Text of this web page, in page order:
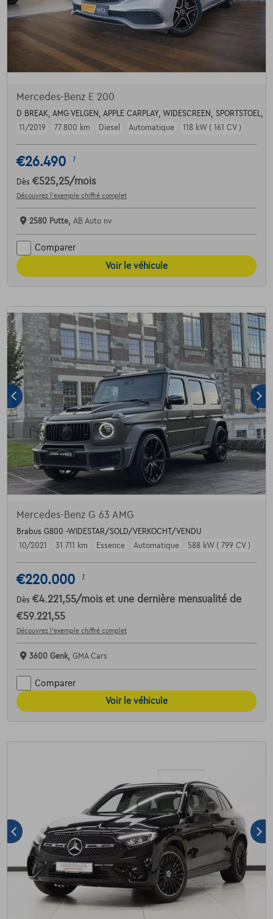
Mercedes-Benz E 200
D BREAK, AMG VELGEN, APPLE CARPLAY, WIDESCREEN, SPORTSTOEL,
11/2019
77.800 km Diesel Automatique 118 kW ( 161 CV )
€26.490 1
Dès €525,25/mois
Découvrez l’exemple chiffré complet
2580 Putte, AB Auto nv
Comparer
Voir le véhicule
Mercedes-Benz G 63 AMG
Brabus G800 -WIDESTAR/SOLD/VERKOCHT/VENDU
10/2021
31.711 km Essence Automatique 588 kW ( 799 CV )
€220.000 1
Dès €4.221,55/mois et une dernière mensualité de
€59.221,55
Découvrez l’exemple chiffré complet
3600 Genk, GMA Cars
Comparer
Voir le véhicule